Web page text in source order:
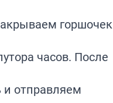
горшочек
часов. После
отправляем